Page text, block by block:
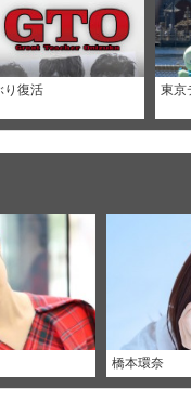
り復活 東京
橋本環奈